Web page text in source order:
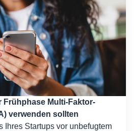
Frühphase Multi-Faktor-
verwenden sollten
Ihres Startups vor unbefugtem